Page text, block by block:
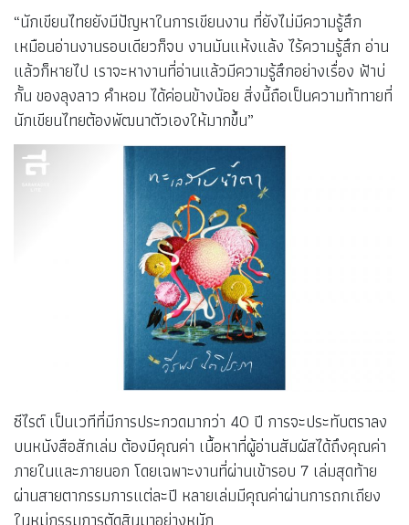
“นักเขียนไทยยังมีปัญหาในการเขียนงาน ที่ยังไม่มีความรู้สึก
เหมือนอ่านงานรอบเดียวก็จบ งานมันแห้งแล้ง ไร้ความรู้สึก อ่าน
แล้วก็หายไป เราจะหางานที่อ่านแล้วมีความรู้สึกอย่างเรื่อง ฟ้าบ่
กั้น ของลุงลาว คำหอม ได้ค่อนข้างน้อย สิ่งนี้ถือเป็นความท้าทายที่
นักเขียนไทยต้องพัฒนาตัวเองให้มากขึ้น”
ซีไรต์ เป็นเวทีที่มีการประกวดมากว่า 40 ปี การจะประทับตราลง
บนหนังสือสักเล่ม ต้องมีคุณค่า เนื้อหาที่ผู้อ่านสัมผัสได้ถึงคุณค่า
ภายในและภายนอก โดยเฉพาะงานที่ผ่านเข้ารอบ 7 เล่มสุดท้าย
ผ่านสายตากรรมการแต่ละปี หลายเล่มมีคุณค่าผ่านการถกเถียง